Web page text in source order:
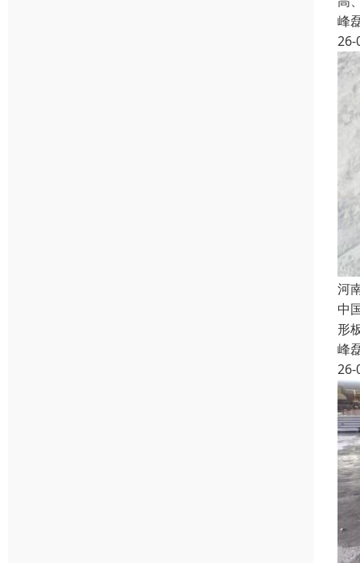
峰
26-
河
中
形
峰
26-